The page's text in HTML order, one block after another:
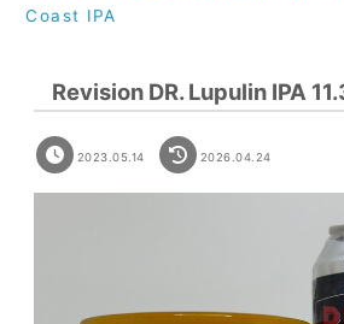
Coast IPA
Revision DR. Lupulin IPA
2023.05.14 2026.04.24